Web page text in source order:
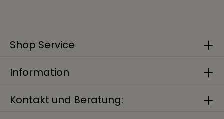
Kontakt und Beratung:
Shop Service
Information